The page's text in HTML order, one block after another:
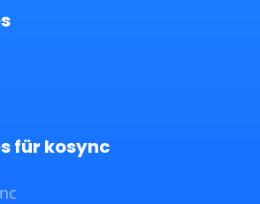
für kosync